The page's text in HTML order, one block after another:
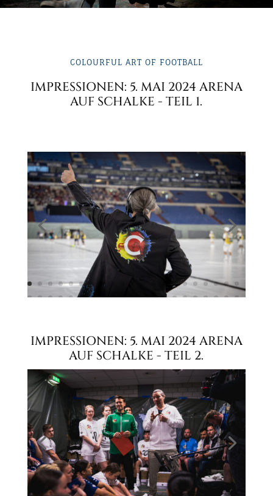
COLOURFUL ART OF FOOTBALL
IMPRESSIONEN: 5. MAI 2024 ARENA
AUF SCHALKE - TEIL 1.
IMPRESSIONEN: 5. MAI 2024 ARENA
AUF SCHALKE - TEIL 2.